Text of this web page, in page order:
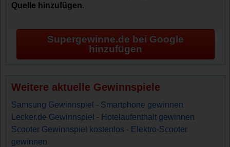
Quelle hinzufügen.
Supergewinne.de bei Google
hinzufügen
Weitere aktuelle Gewinnspiele
Samsung Gewinnspiel - Smartphone gewinnen
Lecker.de Gewinnspiel - Hotelaufenthalt gewinnen
Scooter Gewinnspiel kostenlos - Elektro-Scooter
gewinnen